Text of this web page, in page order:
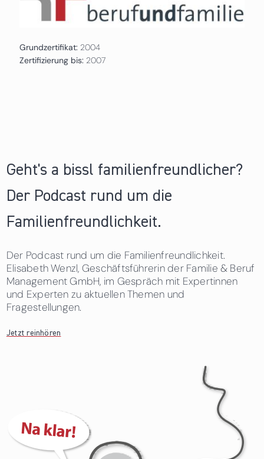
Grundzertifikat: 2004
Zertifizierung bis: 2007
Geht's a bissl familienfreundlicher?
Der Podcast rund um die
Familienfreundlichkeit.
Der Podcast rund um die Familienfreundlichkeit.
Elisabeth Wenzl, Geschäftsführerin der Familie & Beruf
Management GmbH, im Gespräch mit Expertinnen
und Experten zu aktuellen Themen und
Fragestellungen.
Jetzt reinhören